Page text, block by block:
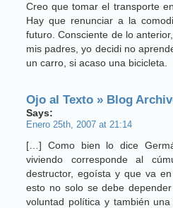
Creo que tomar el transporte
Hay que renunciar a la
futuro. Consciente de lo
mis padres, yo decidi no
un carro, si acaso una bicicleta.
Ojo al Texto » Blog
Says:
Enero 25th, 2007 at 21:14
[…] Como bien lo dice
viviendo corresponde al
destructor, egoísta y que va
esto no solo se debe
voluntad política y también